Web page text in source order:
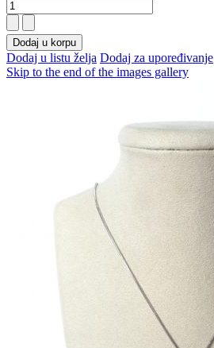
Dodaj u korpu
Dodaj u listu želja Dodaj za upoređivanje
Skip to the end of the images gallery